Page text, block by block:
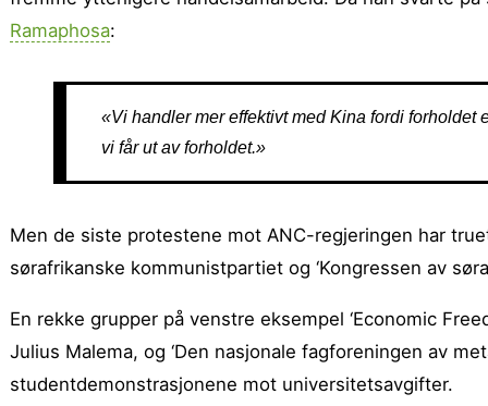
Ramaphosa:
«Vi handler mer effektivt med Kina fordi forholdet
vi får ut av forholdet.»
Men de siste protestene mot ANC-regjeringen har
sørafrikanske kommunistpartiet og ‘Kongressen av
En rekke grupper på venstre eksempel ‘Economic
Julius Malema, og ‘Den nasjonale fagforeningen av
studentdemonstrasjonene mot universitetsavgifter.